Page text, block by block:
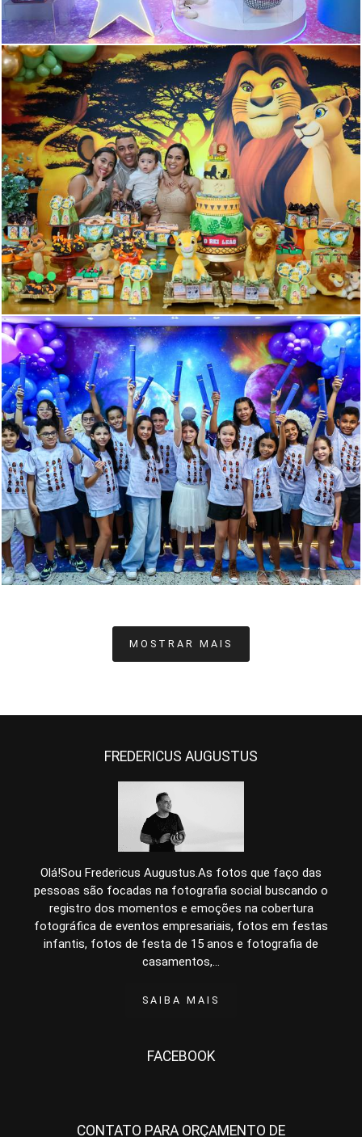
237 0
278 0
MOSTRAR MAIS
FREDERICUS AUGUSTUS
Olá!Sou Fredericus Augustus.As fotos que faço das
pessoas são focadas na fotografia social buscando o
registro dos momentos e emoções na cobertura
fotográfica de eventos empresariais, fotos em festas
infantis, fotos de festa de 15 anos e fotografia de
casamentos,...
SAIBA MAIS
FACEBOOK
CONTATO PARA ORÇAMENTO DE